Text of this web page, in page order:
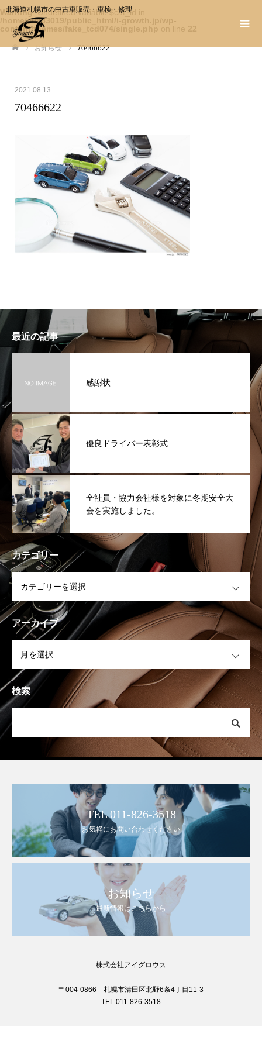
北海道札幌市の中古車販売・車検・修理
Warning: Undefined variable $cat_id in
/home/c0983019/public_html/i-growth.jp/wp-
content/themes/fake_tcd074/single.php on line 22
お知らせ 70466622
2021.08.13
70466622
最近の記事
感謝状
優良ドライバー表彰式
全社員・協力会社様を対象に冬期安全大
会を実施しました。
カテゴリー
アーカイブ
検索
TEL 011-826-3518
お気軽にお問い合わせください
お知らせ
最新情報はこちらから
株式会社アイグロウス
〒004-0866 札幌市清田区北野6条4丁目11-3
TEL 011-826-3518